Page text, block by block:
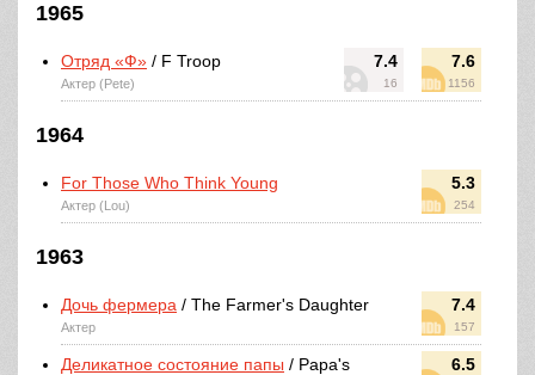
1965
7.4
16
7.6
1156
Отряд «Ф» / F Troop
Актер (Pete)
1964
5.3
254
For Those Who Think Young
Актер (Lou)
1963
7.4
157
Дочь фермера / The Farmer's Daughter
Актер
6.5
Деликатное состояние папы / Papa's